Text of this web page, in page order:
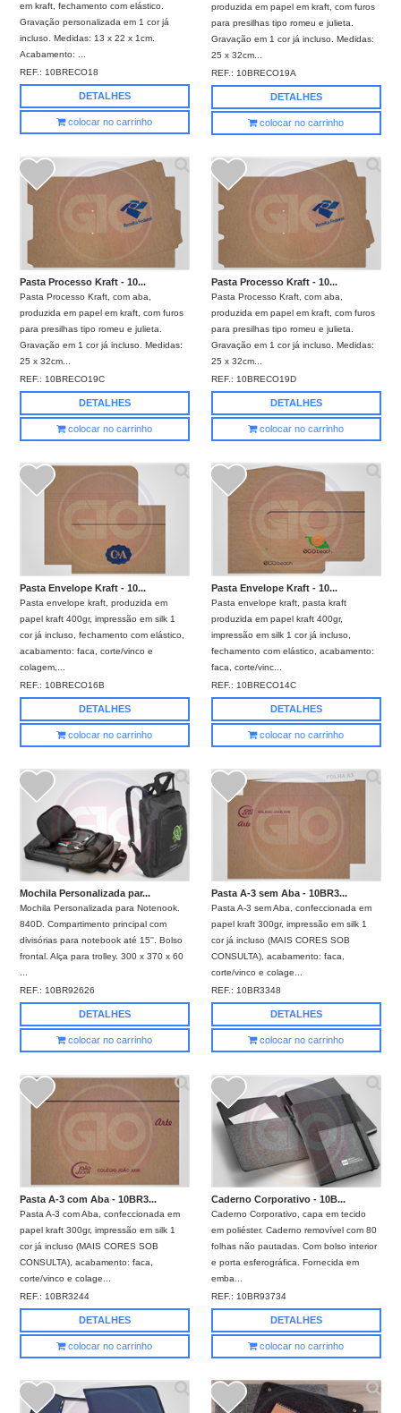
em kraft, fechamento com elástico.
Gravação personalizada em 1 cor já
incluso. Medidas: 13 x 22 x 1cm.
Acabamento: ...
REF.:10BRECO18
DETALHES
colocar no carrinho
produzida em papel em kraft, com furos
para presilhas tipo romeu e julieta.
Gravação em 1 cor já incluso. Medidas:
25 x 32cm...
REF.: 10BRECO19A
DETALHES
colocar no carrinho
Pasta Processo Kraft - 10...
Pasta Processo Kraft, com aba,
produzida em papel em kraft, com furos
para presilhas tipo romeu e julieta.
Gravação em 1 cor já incluso. Medidas:
25 x 32cm...
REF.: 10BRECO19C
DETALHES
colocar no carrinho
Pasta Processo Kraft - 10...
Pasta Processo Kraft, com aba,
produzida em papel em kraft, com furos
para presilhas tipo romeu e julieta.
Gravação em 1 cor já incluso. Medidas:
25 x 32cm...
REF.: 10BRECO19D
DETALHES
colocar no carrinho
Pasta Envelope Kraft - 10...
Pasta envelope kraft, produzida em
papel kraft 400gr, impressão em silk 1
cor já incluso, fechamento com elástico,
acabamento: faca, corte/vinco e
colagem,...
REF.: 10BRECO16B
DETALHES
colocar no carrinho
Pasta Envelope Kraft - 10...
Pasta envelope kraft, pasta kraft
produzida em papel kraft 400gr,
impressão em silk 1 cor já incluso,
fechamento com elástico, acabamento:
faca, corte/vinc...
REF.: 10BRECO14C
DETALHES
colocar no carrinho
Mochila Personalizada par...
Mochila Personalizada para Notenook.
840D. Compartimento principal com
divisórias para notebook até 15''. Bolso
frontal. Alça para trolley. 300 x 370 x 60
...
REF.:10BR92626
DETALHES
colocar no carrinho
Pasta A-3 sem Aba - 10BR3...
Pasta A-3 sem Aba, confeccionada em
papel kraft 300gr, impressão em silk 1
cor já incluso (MAIS CORES SOB
CONSULTA), acabamento: faca,
corte/vinco e colage...
REF.:10BR3348
DETALHES
colocar no carrinho
Pasta A-3 com Aba - 10BR3...
Pasta A-3 com Aba, confeccionada em
papel kraft 300gr, impressão em silk 1
cor já incluso (MAIS CORES SOB
CONSULTA), acabamento: faca,
corte/vinco e colage...
REF.: 10BR3244
DETALHES
colocar no carrinho
Caderno Corporativo - 10B...
Caderno Corporativo, capa em tecido
em poliéster. Caderno removível com 80
folhas não pautadas. Com bolso interior
e porta esferográfica. Fornecida em
emba...
REF.: 10BR93734
DETALHES
colocar no carrinho